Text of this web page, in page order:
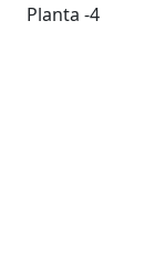
Planta -4